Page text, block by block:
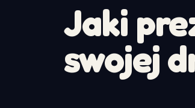
Jaki
swojej